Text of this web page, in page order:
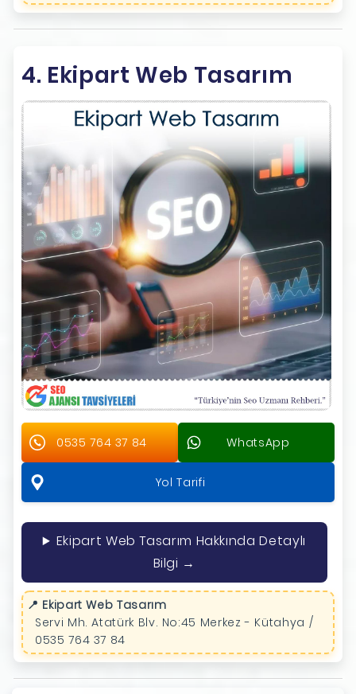
4. Ekipart Web Tasarım
0535 764 37 84 WhatsApp
Yol Tarifi
Ekipart Web Tasarım Hakkında Detaylı
Bilgi →
📍 Ekipart Web Tasarım
Servi Mh. Atatürk Blv. No:45 Merkez - Kütahya /
0535 764 37 84